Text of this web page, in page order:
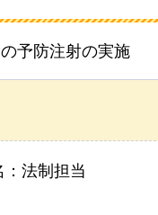
予防注射の実施
法制担当